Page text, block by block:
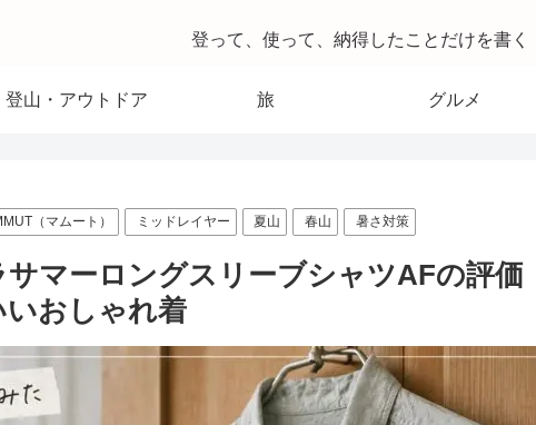
登って、使って、納得したことだけを書く
登山・アウトドア 旅 グルメ
（マムート） ミッドレイヤー 夏山 春山 暑さ対策
サマーロングスリーブシャツAFの評価｜
おしゃれ着